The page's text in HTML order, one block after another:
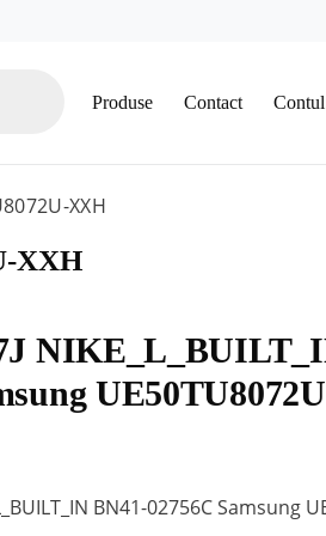
Produse Contact
XXH
XXH
BN41-02756C Samsung